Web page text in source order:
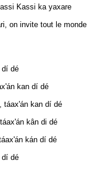
Kassi ka yaxare
on invite tout le
dí dé
kan dí dé
táax'án kan dí dé
kân di dé
kán dí dé
dí dé